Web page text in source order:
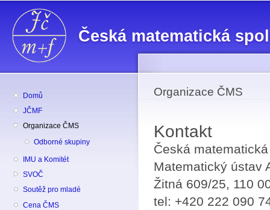
Česká matematická
Domů
JČMF
Organizace ČMS
Odborné skupiny
IMU a Komitét
SVOČ
Soutěž pro mladé
Cena ČMS
Organizace ČMS
Kontakt
Česká
Matematický ústav
Žitná 609/25, 110
tel: +420 222 090